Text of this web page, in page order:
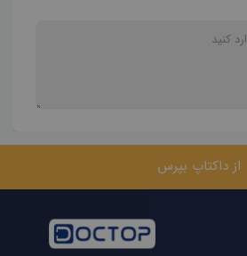
از داکتاپ بپرس